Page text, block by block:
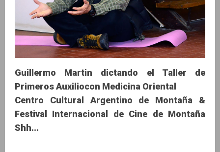
Guillermo Martin dictando el Taller de
Primeros Auxiliocon Medicina Oriental
Centro Cultural Argentino de Montaña &
Festival Internacional de Cine de Montaña
Shh...